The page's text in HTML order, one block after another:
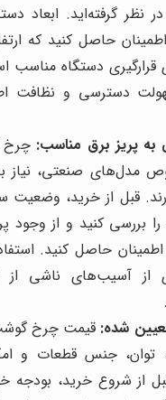
نظر گرفته‌اید. ابعاد
حاصل کنید که
قرارگیری دستگاه
دسترسی و نظافت
به پریز برق مناسب: چرخ
مدل‌های صنعتی، نیاز
قبل از خرید،
بررسی کنید و از وجود
حاصل کنید.
از آسیب‌های ناشی از
شده: قیمت چرخ
توان، جنس قطعات و
از شروع خرید، بودجه